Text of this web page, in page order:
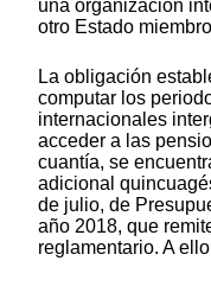
una organización
otro Estado
La obligación
computar los
internacionales
acceder a las
cuantía, se
adicional
de julio, de
año 2018, que
reglamentario. A